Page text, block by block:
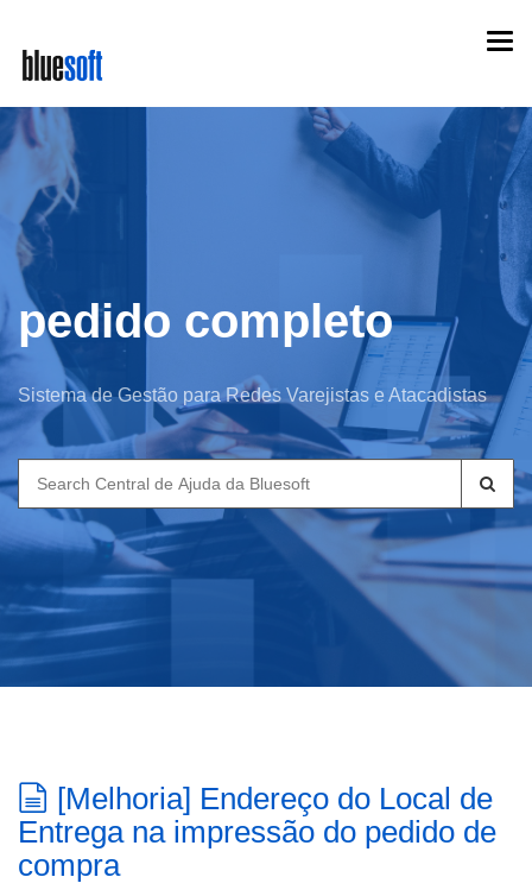
main
content
pedido completo
Sistema de Gestão para Redes Varejistas e Atacadistas
Search
for:
[Melhoria] Endereço do Local de
Entrega na impressão do pedido de
compra